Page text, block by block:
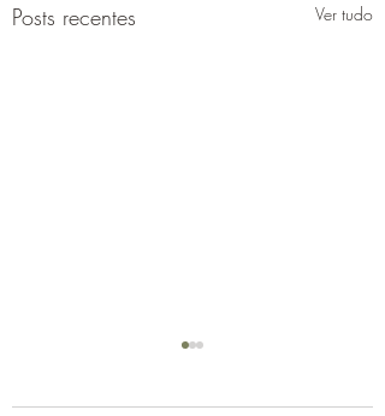
Posts recentes Ver tudo